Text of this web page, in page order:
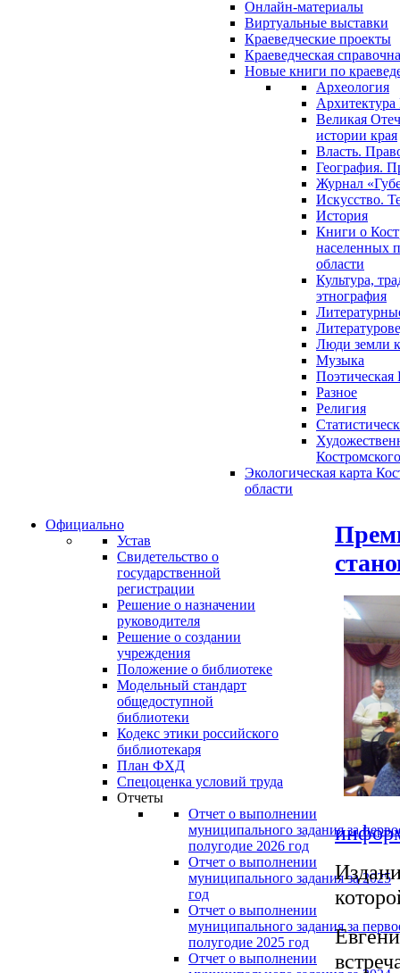
Онлайн-материалы
Виртуальные выставки
Краеведческие проекты
Краеведческая
Новые книги по
Археология
Архитектура
Великая
истории края
Власть.
География.
Журнал
Искусство.
История
Книги о
населенных
области
Культура,
этнография
Люди земли
Музыка
Поэтическая
Разное
Религия
Экологическая карта
области
Официально
Устав
Свидетельство о
государственной
регистрации
Решение о назначении
руководителя
Решение о создании
учреждения
Положение о библиотеке
Модельный стандарт
общедоступной
библиотеки
Кодекс этики российского
библиотекаря
План ФХД
Спецоценка условий труда
Отчеты
Отчет о выполнении
муниципального задания за
полугодие 2026 год
Отчет о выполнении
муниципального задания за 2025
год
Отчет о выполнении
муниципального задания за
полугодие 2025 год
Отчет о выполнении